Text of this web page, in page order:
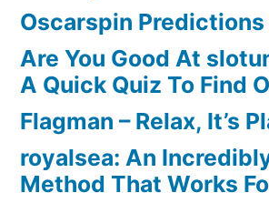
Oscarspin Predictions
Are You Good At
A Quick Quiz To Find
Flagman – Relax, It’s
royalsea: An
Method That Works